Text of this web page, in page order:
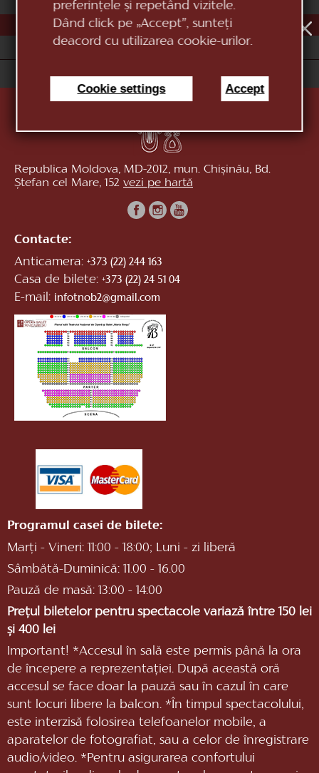
preferințele și repetând vizitele.
Dând click pe „Accept”, sunteți
deacord cu utilizarea cookie-urilor.
Cookie settings Accept
7 10
Republica Moldova, MD-2012, mun. Chișinău, Bd.
Ștefan cel Mare, 152 vezi pe hartă
Contacte:
Anticamera: +373 (22) 244 163
Casa de bilete: +373 (22) 24 51 04
E-mail: infotnob2@gmail.com
Programul casei de bilete:
Marți - Vineri: 11:00 - 18:00; Luni - zi liberă
Sâmbătă-Duminică: 11.00 - 16.00
Pauză de masă: 13:00 - 14:00
Prețul biletelor pentru spectacole variază între 150 lei
și 400 lei
Important! *Accesul în sală este permis până la ora
de începere a reprezentaţiei. După această oră
accesul se face doar la pauză sau în cazul în care
sunt locuri libere la balcon. *În timpul spectacolului,
este interzisă folosirea telefoanelor mobile, a
aparatelor de fotografiat, sau a celor de înregistrare
audio/video. *Pentru asigurarea confortului